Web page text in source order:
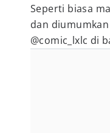
Seperti biasa
dan
@comic_lxlc di